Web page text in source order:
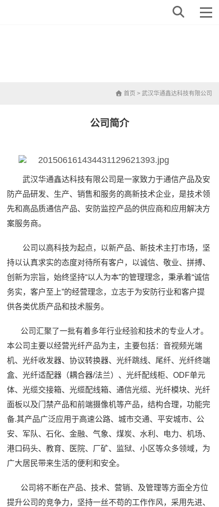
首页 > 武汉华通鑫达科技有限公司
公司简介
武汉华通鑫达科技有限公司是一家致力于通信产品及安
防产品研发、生产、销售和服务的高新技术企业，是技术领
先和高品质通信产品、安防监控产品的供应商和应用解决方
案服务商。
公司以高科技为起点，以新产品、新技术主打市场，坚
持以认真求实的态度对待所有客户，以诚信、敬业、拼搏、
创新为宗旨，始终坚持“以人为本”的管理理念，秉承着“诚信
务实，客户至上”的经营理念，立志于为安防行业和客户提
供各类优质产品和技术服务。
公司汇聚了一批有着多年行业经验和技术的专业人才。
本公司主要以经营光纤产品为主，主要包括： 音视频光端
机、 光纤收发器、 协议转换器、 光纤跳线、尾纤、 光纤终端
盒、 光纤适配器 （耦合器/法兰）、光纤配线柜、ODF单元
体、光缆交接箱、光缆配线箱、通信光缆、光纤模块、 光纤
面板以及门禁产品和前端摄像机等产品，结构合理，功能完
备.其产品广泛应用于高速公路、城市交通、平安城市、公
安、军队、石化、金融、气象、煤炭、水利、电力、机场、
港口码头、教育、医院、厂矿、监狱、小区等众多领域，为
广大居民带来生活的便利和安全。
公司将不断在产品、技术、营销、及管理等方面全方位
提升公司的竞争力，坚持一丝不苟的工作作风，采用先进、